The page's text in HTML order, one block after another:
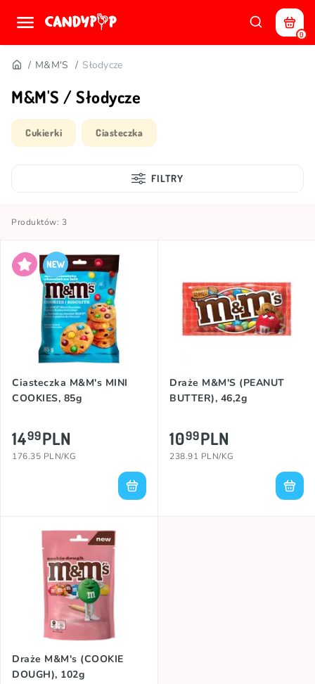
0
M&M'S Słodycze
M&M'S / Słodycze
Cukierki Ciasteczka
FILTRY
Produktów: 3
Ciasteczka M&M's MINI
COOKIES, 85g
1499PLN
176.35 PLN/KG
Draże M&M'S (PEANUT
BUTTER), 46,2g
1099PLN
238.91 PLN/KG
Draże M&M's (COOKIE
DOUGH), 102g